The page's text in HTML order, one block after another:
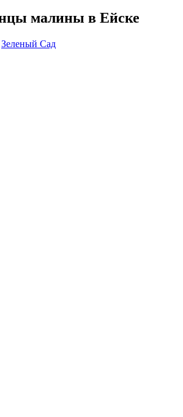
малины в Ейске
Зеленый Сад